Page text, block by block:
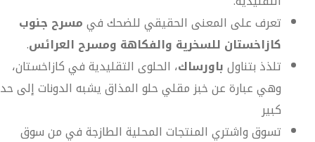
تعرف على المعنى الحقيقي للضحك فيمسرح جنوب
كازاخستان للسخرية والفكاهة ومسرح العرائس.
تلذذ بتناولباورساك، الحلوى التقليدية في كازاخستان،
وهي عبارة عن خبز مقلي حلو المذاق يشبه الدونات إلى حد
كبير
تسوق واشتري المنتجات المحلية الطازجة في من سوق